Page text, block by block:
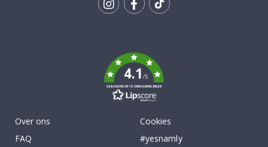
4.1/5
GEBASEERD OP 1029 BEOORDELINGEN
Over ons
FAQ
Cookies
#yesnamly